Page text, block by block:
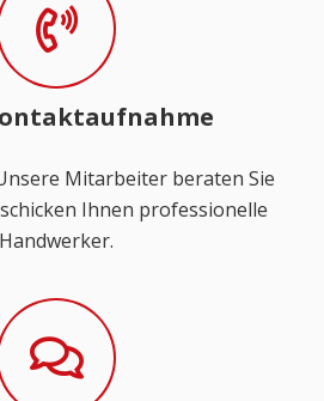
Mitarbeiter beraten Sie
Ihnen professionelle
Handwerker.